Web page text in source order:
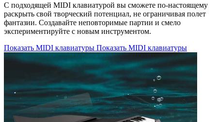
С подходящей MIDI клавиатурой вы сможете по-настоящему
раскрыть свой творческий потенциал, не ограничивая полет
фантазии. Создавайте неповторимые партии и смело
экспериментируйте с новым инструментом.
Показать MIDI клавиатуры Показать MIDI клавиатуры